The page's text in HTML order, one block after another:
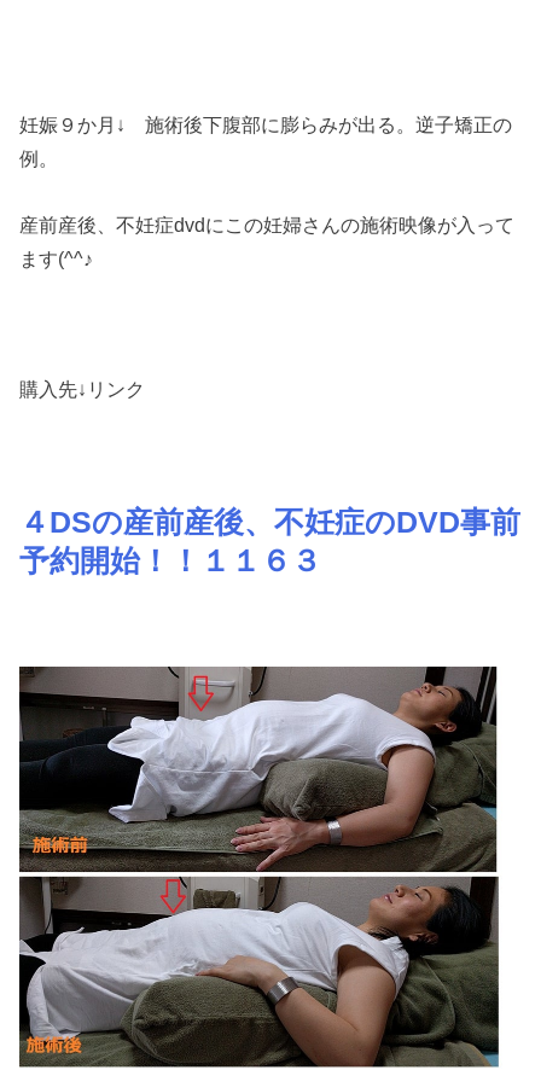
妊娠９か月↓ 施術後下腹部に膨らみが出る。逆子矯正の
例。
産前産後、不妊症dvdにこの妊婦さんの施術映像が入って
ます(^^♪
購入先↓リンク
４DSの産前産後、不妊症のDVD事前
予約開始！！１１６３